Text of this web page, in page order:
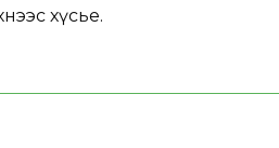
хүсье.